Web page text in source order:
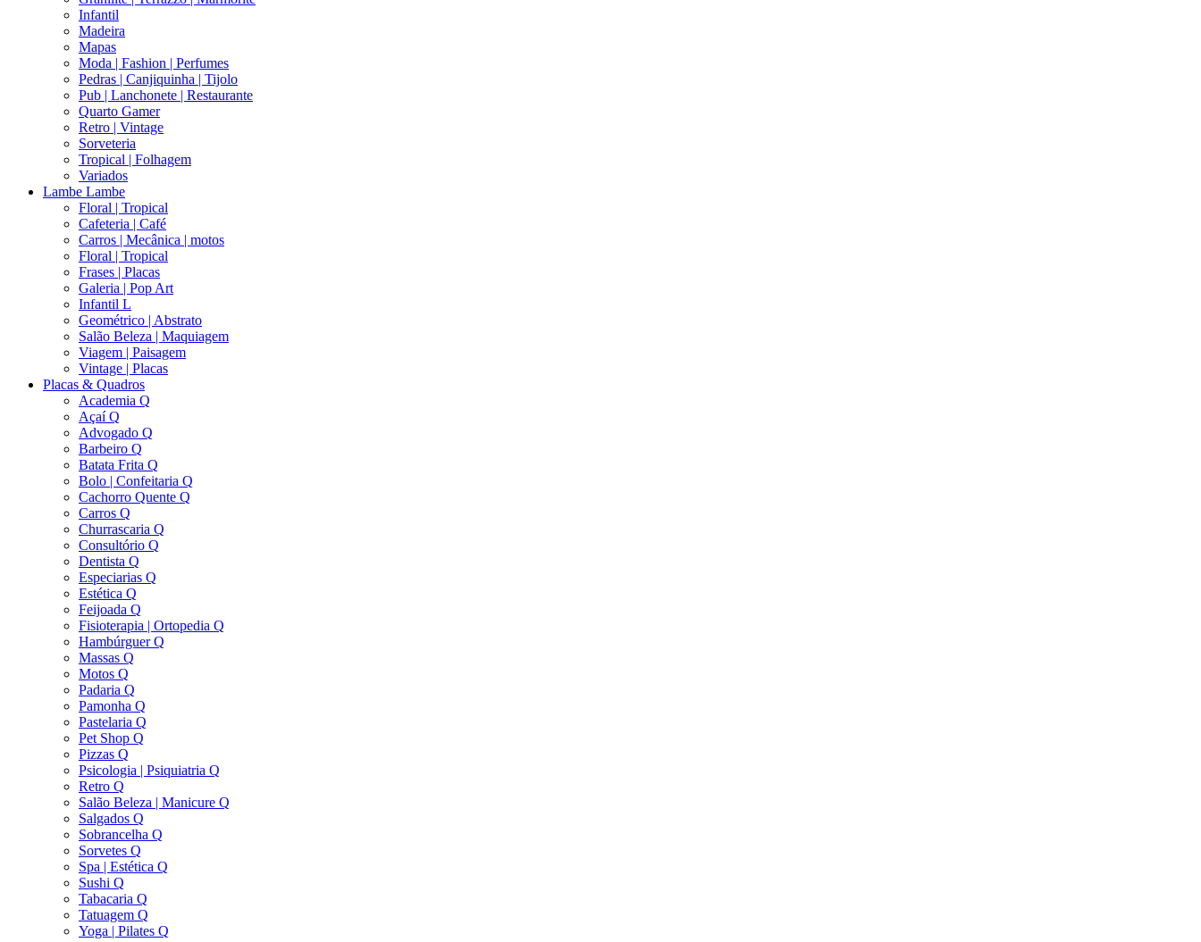
Infantil
Madeira
Mapas
Moda | Fashion | Perfumes
Pedras | Canjiquinha | Tijolo
Pub | Lanchonete | Restaurante
Quarto Gamer
Retro | Vintage
Sorveteria
Tropical | Folhagem
Variados
Lambe Lambe
Floral | Tropical
Cafeteria | Café
Carros | Mecânica | motos
Floral | Tropical
Frases | Placas
Galeria | Pop Art
Infantil L
Geométrico | Abstrato
Salão Beleza | Maquiagem
Viagem | Paisagem
Vintage | Placas
Placas & Quadros
Academia Q
Açaí Q
Advogado Q
Barbeiro Q
Batata Frita Q
Bolo | Confeitaria Q
Cachorro Quente Q
Carros Q
Churrascaria Q
Consultório Q
Dentista Q
Especiarias Q
Estética Q
Feijoada Q
Fisioterapia | Ortopedia Q
Hambúrguer Q
Massas Q
Motos Q
Padaria Q
Pamonha Q
Pastelaria Q
Pet Shop Q
Pizzas Q
Psicologia | Psiquiatria Q
Retro Q
Salão Beleza | Manicure Q
Salgados Q
Sobrancelha Q
Sorvetes Q
Spa | Estética Q
Sushi Q
Tabacaria Q
Tatuagem Q
Yoga | Pilates Q